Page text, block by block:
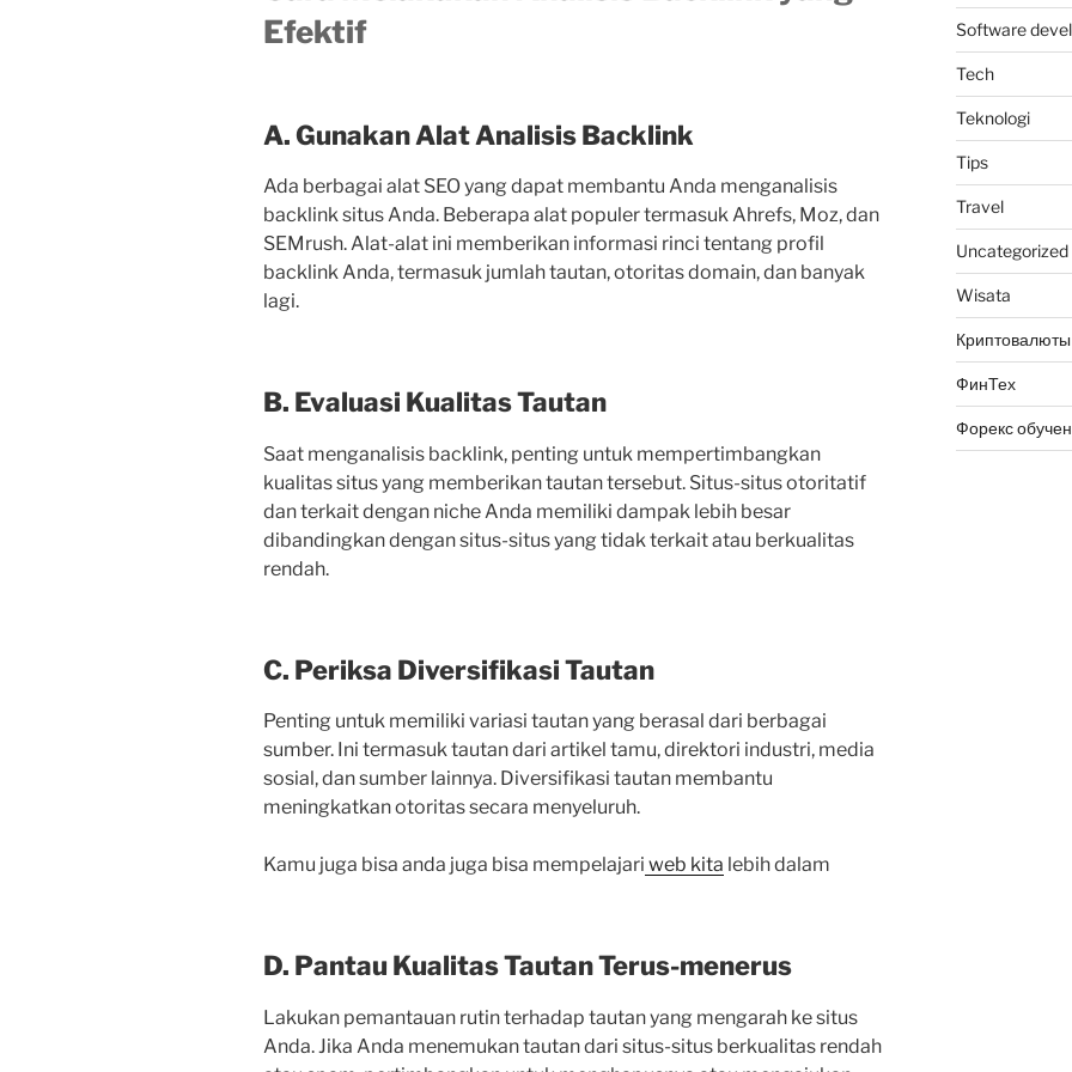
Efektif
A. Gunakan Alat Analisis Backlink
Ada berbagai alat SEO yang dapat membantu Anda menganalisis
backlink situs Anda. Beberapa alat populer termasuk Ahrefs, Moz, dan
SEMrush. Alat-alat ini memberikan informasi rinci tentang profil
backlink Anda, termasuk jumlah tautan, otoritas domain, dan banyak
lagi.
B. Evaluasi Kualitas Tautan
Saat menganalisis backlink, penting untuk mempertimbangkan
kualitas situs yang memberikan tautan tersebut. Situs-situs otoritatif
dan terkait dengan niche Anda memiliki dampak lebih besar
dibandingkan dengan situs-situs yang tidak terkait atau berkualitas
rendah.
C. Periksa Diversifikasi Tautan
Penting untuk memiliki variasi tautan yang berasal dari berbagai
sumber. Ini termasuk tautan dari artikel tamu, direktori industri, media
sosial, dan sumber lainnya. Diversifikasi tautan membantu
meningkatkan otoritas secara menyeluruh.
Kamu juga bisa anda juga bisa mempelajari web kita lebih dalam
D. Pantau Kualitas Tautan Terus-menerus
Lakukan pemantauan rutin terhadap tautan yang mengarah ke situs
Anda. Jika Anda menemukan tautan dari situs-situs berkualitas rendah
Software
Tech
Teknologi
Tips
Travel
Uncategorized
Wisata
Криптовалюты
ФинТех
Форекс